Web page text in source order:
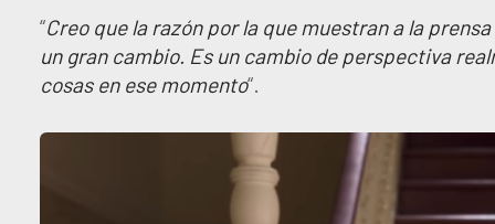
“Creo que la razón por la que muestran a la
un gran cambio. Es un cambio de perspectiva
cosas en ese momento“.